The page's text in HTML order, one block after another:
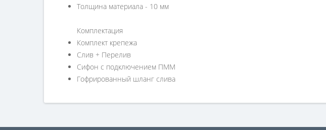
Толщина материала - 10 мм
Комплектация
Комплект крепежа
Слив + Перелив
Сифон с подключением ПММ
Гофрированный шланг слива